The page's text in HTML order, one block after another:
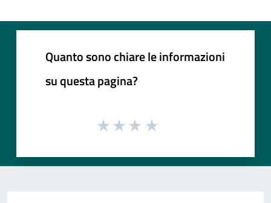
Quanto sono chiare le informazioni
su questa pagina?